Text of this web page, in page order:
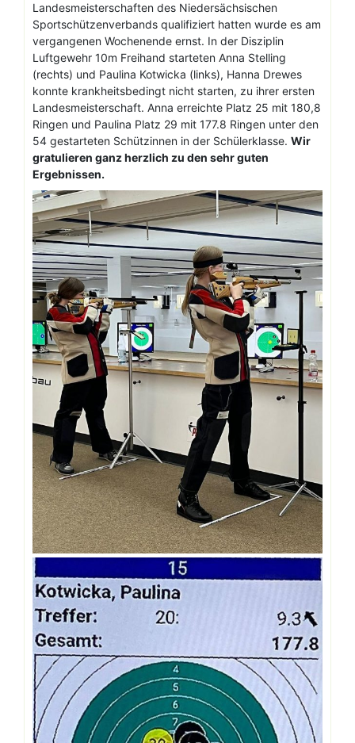
Landesmeisterschaften des Niedersächsischen
Sportschützenverbands qualifiziert hatten wurde es am
vergangenen Wochenende ernst. In der Disziplin
Luftgewehr 10m Freihand starteten Anna Stelling
(rechts) und Paulina Kotwicka (links), Hanna Drewes
konnte krankheitsbedingt nicht starten, zu ihrer ersten
Landesmeisterschaft. Anna erreichte Platz 25 mit 180,8
Ringen und Paulina Platz 29 mit 177.8 Ringen unter den
54 gestarteten Schützinnen in der Schülerklasse. Wir
gratulieren ganz herzlich zu den sehr guten
Ergebnissen.